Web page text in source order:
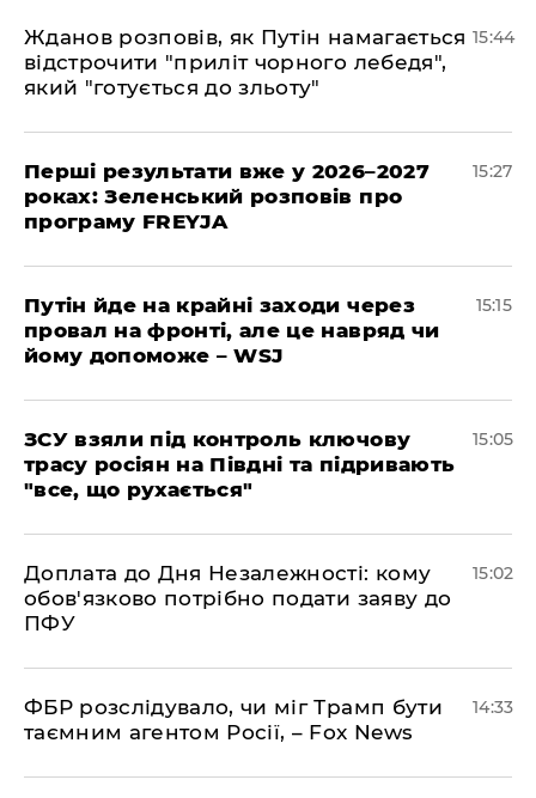
Жданов розповів, як Путін намагається
відстрочити "приліт чорного лебедя",
який "готується до зльоту"
15:44
Перші результати вже у 2026–2027
роках: Зеленський розповів про
програму FREYJA
15:27
Путін йде на крайні заходи через
провал на фронті, але це навряд чи
йому допоможе – WSJ
15:15
ЗСУ взяли під контроль ключову
трасу росіян на Півдні та підривають
"все, що рухається"
15:05
Доплата до Дня Незалежності: кому
обов'язково потрібно подати заяву до
ПФУ
15:02
ФБР розслідувало, чи міг Трамп бути
таємним агентом Росії, – Fox News
14:33